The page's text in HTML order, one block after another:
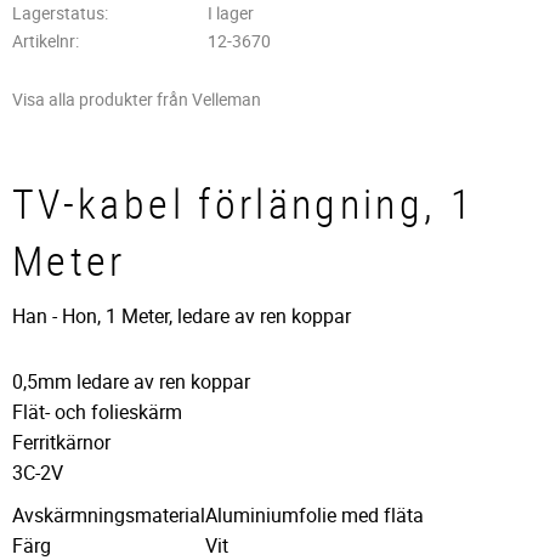
Lagerstatus
I lager
Artikelnr
12-3670
Visa alla produkter från Velleman
TV-kabel förlängning, 1
Meter
Han - Hon, 1 Meter, ledare av ren koppar
0,5mm ledare av ren koppar
Flät- och folieskärm
Ferritkärnor
3C-2V
AvskärmningsmaterialAluminiumfolie med fläta
Färg
Vit